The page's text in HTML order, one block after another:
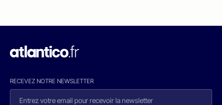
RECEVEZ NOTRE NEWSLETTER